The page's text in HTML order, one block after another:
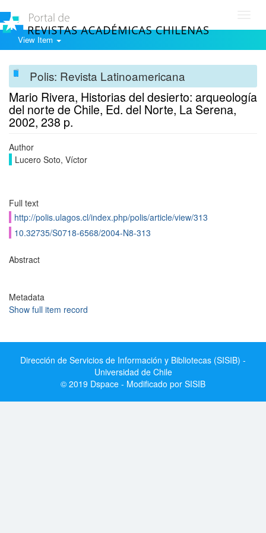
View Item
Polis: Revista Latinoamericana
Mario Rivera, Historias del desierto: arqueología
del norte de Chile, Ed. del Norte, La Serena,
2002, 238 p.
Author
Lucero Soto, Víctor
Full text
http://polis.ulagos.cl/index.php/polis/article/view/313
10.32735/S0718-6568/2004-N8-313
Abstract
Metadata
Show full item record
Dirección de Servicios de Información y Bibliotecas (SISIB) -
Universidad de Chile
© 2019 Dspace - Modificado por SISIB